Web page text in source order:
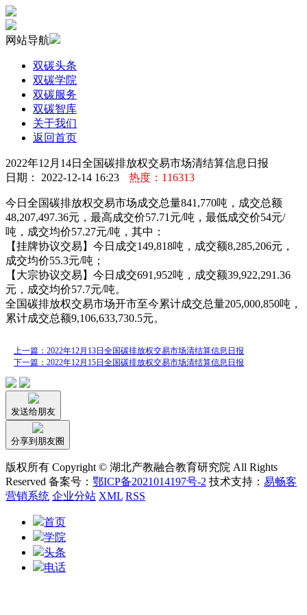
网站导航
双碳头条
双碳学院
双碳服务
双碳智库
关于我们
返回首页
2022年12月14日全国碳排放权交易市场清结算信息日报
日期： 2022-12-14 16:23
热度：116313
今日全国碳排放权交易市场成交总量841,770吨，成交总额
48,207,497.36元，最高成交价57.71元/吨，最低成交价54元/
吨，成交均价57.27元/吨，其中：
【挂牌协议交易】今日成交149,818吨，成交额8,285,206元，
成交均价55.3元/吨；
【大宗协议交易】今日成交691,952吨，成交额39,922,291.36
元，成交均价57.7元/吨。
全国碳排放权交易市场开市至今累计成交总量205,000,850吨，
累计成交总额9,106,633,730.5元。
上一篇：2022年12月13日全国碳排放权交易市场清结算信息日报
下一篇：2022年12月15日全国碳排放权交易市场清结算信息日报
发送给朋友
分享到朋友圈
版权所有 Copyright © 湖北产教融合教育研究院 All Rights
Reserved 备案号： 鄂ICP备2021014197号-2 技术支持： 易畅客
营销系统 企业分站 XML RSS
首页
学院
头条
电话